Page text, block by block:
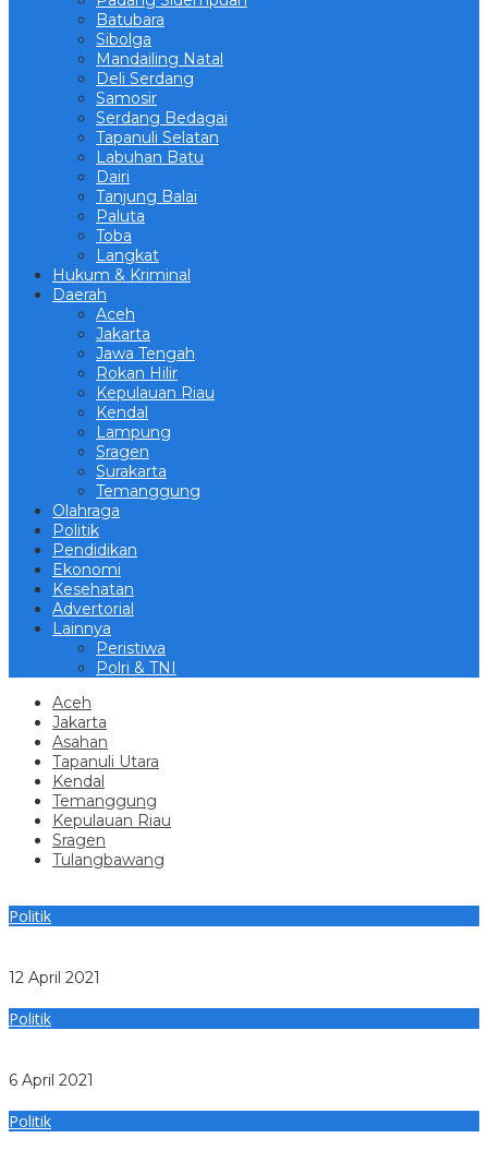
Batubara
Sibolga
Mandailing Natal
Deli Serdang
Samosir
Serdang Bedagai
Tapanuli Selatan
Labuhan Batu
Dairi
Tanjung Balai
Paluta
Toba
Langkat
Hukum & Kriminal
Daerah
Aceh
Jakarta
Jawa Tengah
Rokan Hilir
Kepulauan Riau
Kendal
Lampung
Sragen
Surakarta
Temanggung
Olahraga
Politik
Pendidikan
Ekonomi
Kesehatan
Advertorial
Lainnya
Peristiwa
Polri & TNI
Aceh
Jakarta
Asahan
Tapanuli Utara
Kendal
Temanggung
Kepulauan Riau
Sragen
Tulangbawang
Politik
12 April 2021
Politik
6 April 2021
Politik